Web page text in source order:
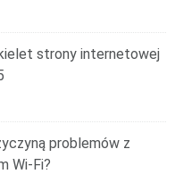
strony internetowej
problemów z
Wi-Fi?